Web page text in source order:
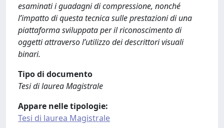
esaminati i guadagni di compressione, nonché
l’impatto di questa tecnica sulle prestazioni di una
piattaforma sviluppata per il riconoscimento di
oggetti attraverso l’utilizzo dei descrittori visuali
binari.
Tipo di documento
Tesi di laurea Magistrale
Appare nelle tipologie:
Tesi di laurea Magistrale